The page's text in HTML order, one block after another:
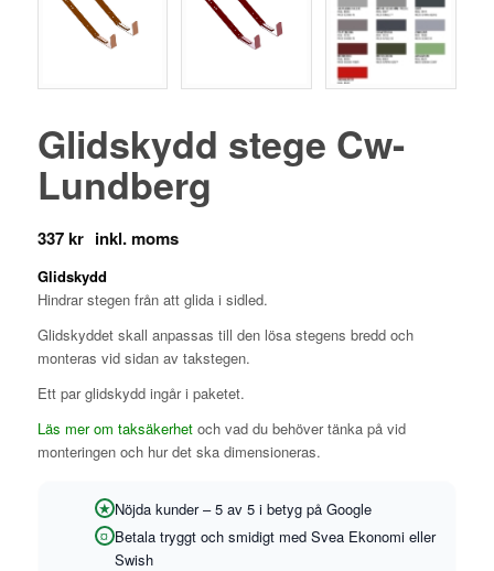
Glidskydd stege Cw-
Lundberg
337kr
Glidskydd
Hindrar stegen från att glida i sidled.
Glidskyddet skall anpassas till den lösa stegens bredd och
monteras vid sidan av takstegen.
Ett par glidskydd ingår i paketet.
Läs mer om taksäkerhetoch vad du behöver tänka på vid
monteringen och hur det ska dimensioneras.
Nöjda kunder – 5 av 5 i betyg på Google
Betala tryggt och smidigt med Svea Ekonomi eller
Swish